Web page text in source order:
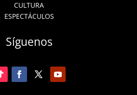
CULTURA
ESPECTÁCULOS
Síguenos